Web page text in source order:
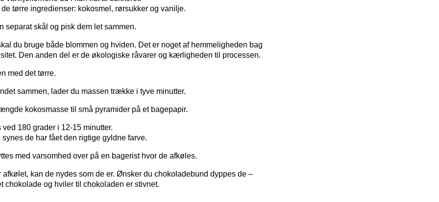
tørre ingredienser: kokosmel, rørsukker og vanilje.
separat skål og pisk dem let sammen.
du bruge både blommen og hviden. Det er noget af hemmeligheden bag
Den anden del er de økologiske råvarer og kærligheden til processen.
med det tørre.
sammen, lader du massen trække i tyve minutter.
kokosmasse til små pyramider på et bagepapir.
180 grader i 12-15 minutter.
synes de har fået den rigtige gyldne farve.
med varsomhed over på en bagerist hvor de afkøles.
afkølet, kan de nydes som de er. Ønsker du chokoladebund dyppes de –
chokolade og hviler til chokoladen er stivnet.